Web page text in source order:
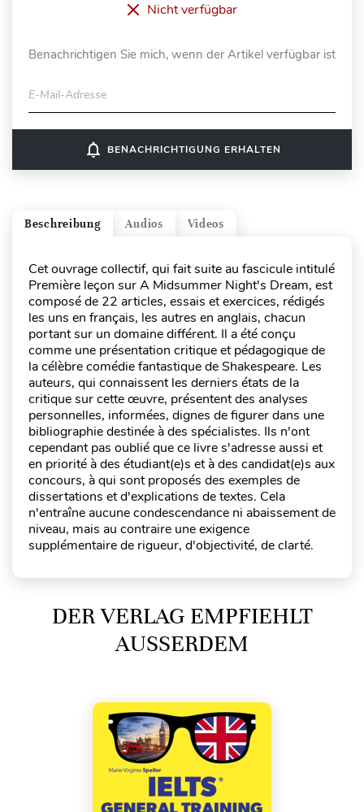
Nicht verfügbar
Benachrichtigen Sie mich, wenn der Artikel verfügbar ist
E-Mail-Adresse
notifications_none BENACHRICHTIGUNG ERHALTEN
Videos
Audios
Beschreibung
Cet ouvrage collectif, qui fait suite au fascicule intitulé
Première leçon sur A Midsummer Night's Dream, est
composé de 22 articles, essais et exercices, rédigés
les uns en français, les autres en anglais, chacun
portant sur un domaine différent. Il a été conçu
comme une présentation critique et pédagogique de
la célèbre comédie fantastique de Shakespeare. Les
auteurs, qui connaissent les derniers états de la
critique sur cette œuvre, présentent des analyses
personnelles, informées, dignes de figurer dans une
bibliographie destinée à des spécialistes. Ils n'ont
cependant pas oublié que ce livre s'adresse aussi et
en priorité à des étudiant(e)s et à des candidat(e)s aux
concours, à qui sont proposés des exemples de
dissertations et d'explications de textes. Cela
n'entraîne aucune condescendance ni abaissement de
niveau, mais au contraire une exigence
supplémentaire de rigueur, d'objectivité, de clarté.
DER VERLAG EMPFIEHLT
AUSSERDEM